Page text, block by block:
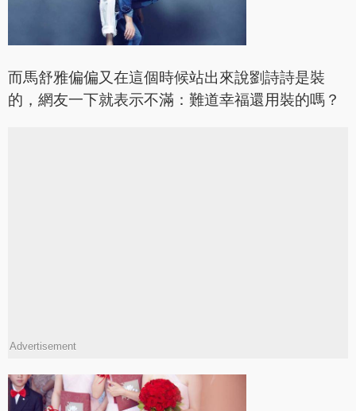
而馬舒雅偏偏又在這個時候站出來說劉詩詩是裝
的，網友一下就表示不滿：難道幸福還用裝的嗎？
Advertisement